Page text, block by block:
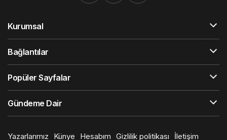
Kurumsal
Bağlantılar
Popüler Sayfalar
Gündeme Dair
Yazarlarımız Künye Hesabım Gizlilik politikası İletişim